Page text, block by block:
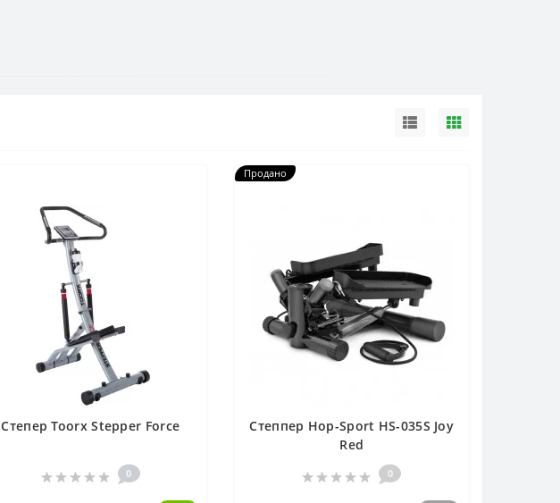
Степер Toorx Stepper Force
0
Продано
Степпер Hop-Sport HS-035S Joy
Red
0